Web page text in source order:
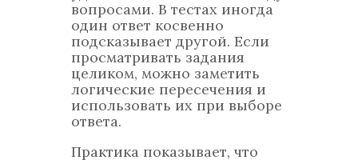
вопросами. В тестах иногда
один ответ косвенно
подсказывает другой. Если
просматривать задания
целиком, можно заметить
логические пересечения и
использовать их при выборе
ответа.
Практика показывает, что